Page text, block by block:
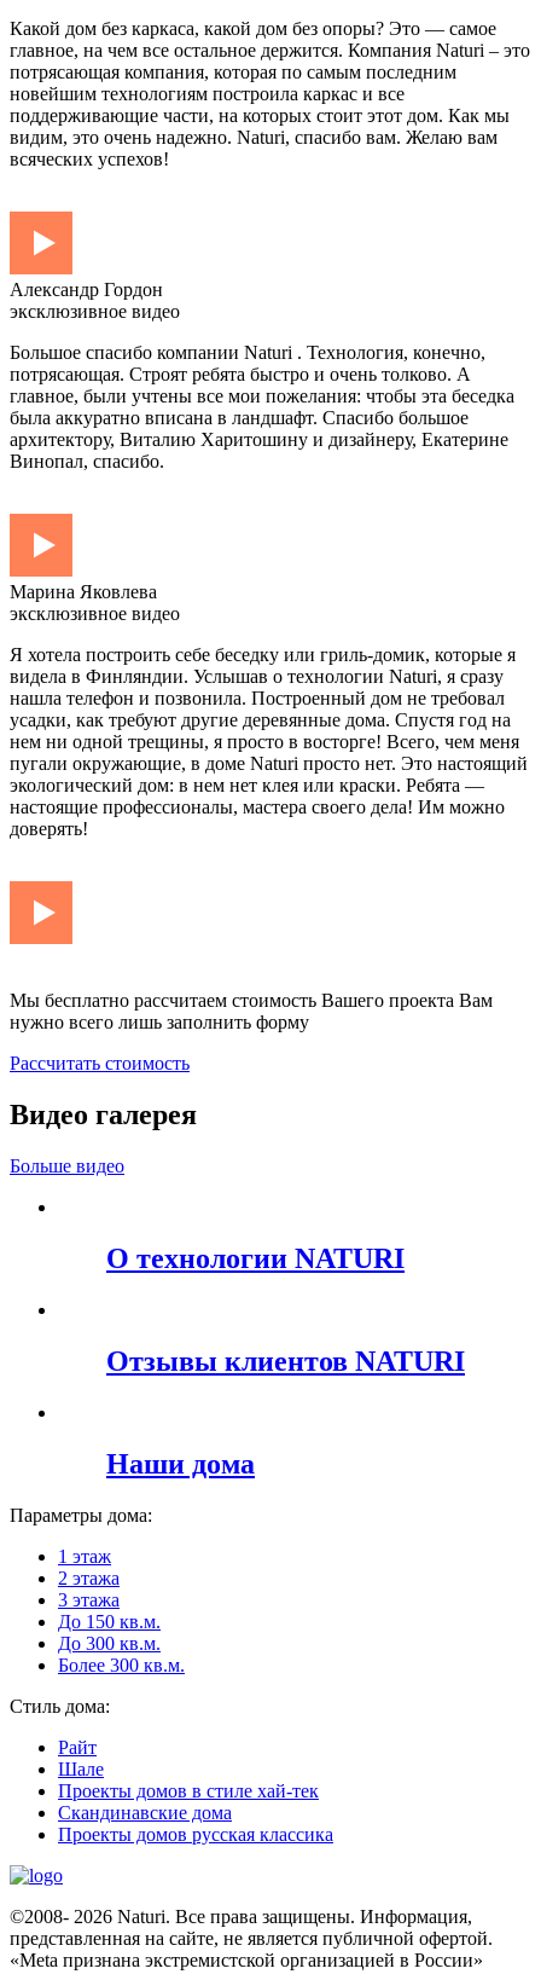
Какой дом без каркаса, какой дом без опоры? Это — самое
главное, на чем все остальное держится. Компания Naturi – это
потрясающая компания, которая по самым последним
новейшим технологиям построила каркас и все
поддерживающие части, на которых стоит этот дом. Как мы
видим, это очень надежно. Naturi, спасибо вам. Желаю вам
всяческих успехов!
Александр Гордон
эксклюзивное видео
Большое спасибо компании Naturi . Технология, конечно,
потрясающая. Строят ребята быстро и очень толково. А
главное, были учтены все мои пожелания: чтобы эта беседка
была аккуратно вписана в ландшафт. Спасибо большое
архитектору, Виталию Харитошину и дизайнеру, Екатерине
Винопал, спасибо.
Марина Яковлева
эксклюзивное видео
Я хотела построить себе беседку или гриль-домик, которые я
видела в Финляндии. Услышав о технологии Naturi, я сразу
нашла телефон и позвонила. Построенный дом не требовал
усадки, как требуют другие деревянные дома. Спустя год на
нем ни одной трещины, я просто в восторге! Всего, чем меня
пугали окружающие, в доме Naturi просто нет. Это настоящий
экологический дом: в нем нет клея или краски. Ребята —
настоящие профессионалы, мастера своего дела! Им можно
доверять!
Мы бесплатно рассчитаем стоимость Вашего проекта Вам
нужно всего лишь заполнить форму
Рассчитать стоимость
Видео галерея
Больше видео
О технологии NATURI
Отзывы клиентов NATURI
Наши дома
Параметры дома:
1 этаж
2 этажа
3 этажа
До 150 кв.м.
До 300 кв.м.
Более 300 кв.м.
Стиль дома:
Райт
Шале
Проекты домов в стиле хай-тек
Скандинавские дома
Проекты домов русская классика
©2008- 2026 Naturi. Все права защищены. Информация,
представленная на сайте, не является публичной офертой.
«Meta признана экстремистcкой организацией в России»